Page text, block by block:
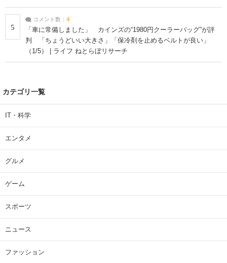
5
コメント数： 4
「車に常備しました」 カインズの“1980円クーラーバッグ”が評
判 「ちょうどいい大きさ」「保冷剤を止めるベルトが良い」
（1/5） | ライフ ねとらぼリサーチ
カテゴリ一覧
IT・科学
エンタメ
グルメ
ゲーム
スポーツ
ニュース
ファッション